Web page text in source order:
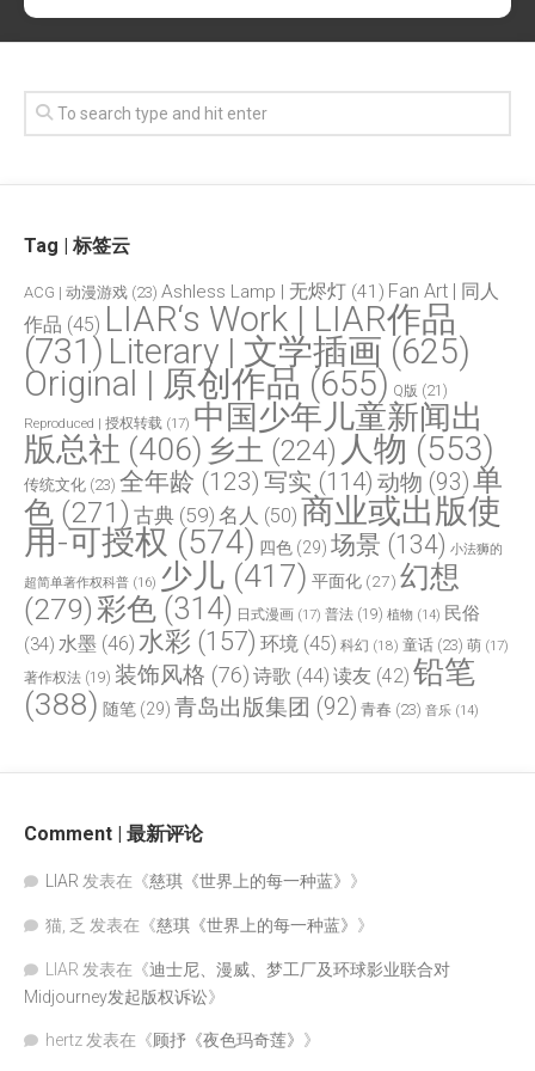
Tag | 标签云
ACG | 动漫游戏 (23) Ashless Lamp | 无烬灯 (41) Fan Art | 同人
作品 (45) LIAR‘s Work | LIAR作品
(731) Literary | 文学插画 (625)
Original | 原创作品 (655) Q版 (21)
Reproduced | 授权转载 (17) 中国少年儿童新闻出
版总社 (406) 乡土 (224) 人物 (553)
传统文化 (23) 全年龄 (123) 写实 (114) 动物 (93)单
色 (271) 古典 (59) 名人 (50) 商业或出版使
用-可授权 (574) 四色 (29) 场景 (134) 小法狮的
超简单著作权科普 (16) 少儿 (417) 平面化 (27) 幻想
(279) 彩色 (314) 日式漫画 (17) 普法 (19) 植物 (14) 民俗
(34) 水墨 (46) 水彩 (157) 环境 (45) 科幻 (18) 童话 (23) 萌 (17)
著作权法 (19) 装饰风格 (76) 诗歌 (44) 读友 (42) 铅笔
(388) 随笔 (29) 青岛出版集团 (92) 青春 (23) 音乐 (14)
Comment | 最新评论
LIAR 发表在《慈琪《世界上的每一种蓝》 》
猫, 乏 发表在《慈琪《世界上的每一种蓝》 》
LIAR 发表在《迪士尼、漫威、梦工厂及环球影业联合对
Midjourney发起版权诉讼》
hertz 发表在《顾抒《夜色玛奇莲》 》